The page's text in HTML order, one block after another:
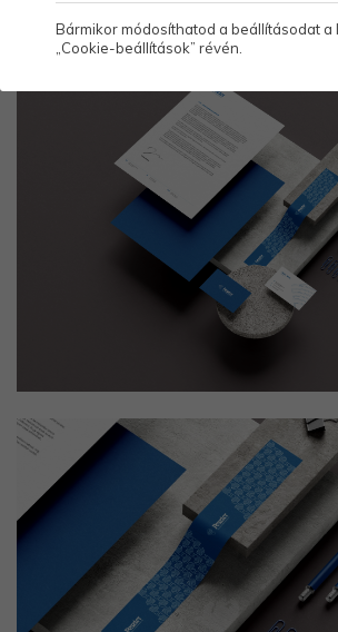
Megoldásaink
Termékeink
Pályázat
Kapcsolat
Bármikor módosíthatod a beállításodat a
„Cookie-beállítások” révén.